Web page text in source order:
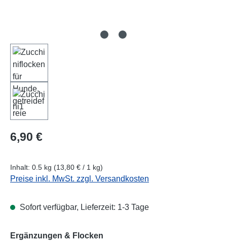
Regulärer Preis:
6,90 €
Inhalt: 0.5 kg (13,80 € / 1 kg)
Preise inkl. MwSt. zzgl. Versandkosten
Sofort verfügbar, Lieferzeit: 1-3 Tage
Ergänzungen & Flocken